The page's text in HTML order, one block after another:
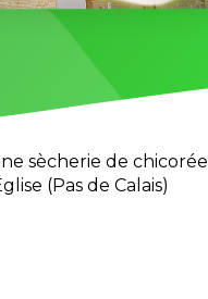
sècherie de chicorée
(Pas de Calais)